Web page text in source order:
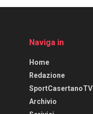
Naviga in
Home
Redazione
SportCasertanoTV
Archivio